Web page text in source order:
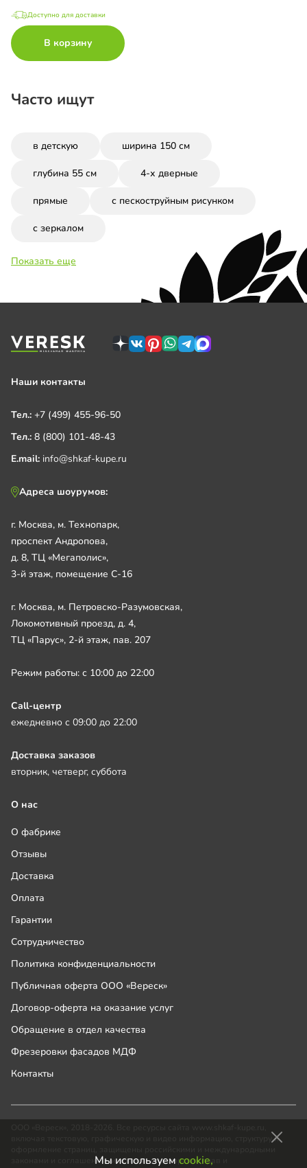
Доступно для доставки
В корзину
Часто ищут
в детскую ширина 150 см
глубина 55 см 4-х дверные
прямые с пескоструйным рисунком
с зеркалом
Показать еще
Мы используем cookie,
Наши контакты
Тел.: +7 (499) 455-96-50
Тел.: 8 (800) 101-48-43
E.mail: info@shkaf-kupe.ru
Адреса шоурумов:
г. Москва, м. Технопарк,
проспект Андропова,
д. 8, ТЦ «Мегаполис»,
3-й этаж, помещение С-16
г. Москва, м. Петровско-Разумовская,
Локомотивный проезд, д. 4,
ТЦ «Парус», 2-й этаж, пав. 207
Режим работы: с 10:00 до 22:00
Call-центр
ежедневно с 09:00 до 22:00
Доставка заказов
вторник, четверг, суббота
О нас
О фабрике
Отзывы
Доставка
Оплата
Гарантии
Сотрудничество
Политика конфиденциальности
Публичная оферта ООО «Вереск»
Договор-оферта на оказание услуг
Обращение в отдел качества
Фрезеровки фасадов МДФ
Контакты
включая текстовую, графическую и видео информацию, структуру и
законами и соглашениями об охране авторских прав и